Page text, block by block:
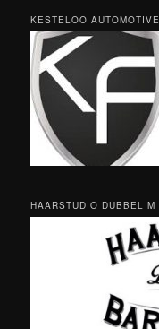
KESTELOO AUTOMOTIVE
HAARSTUDIO DUBBEL M